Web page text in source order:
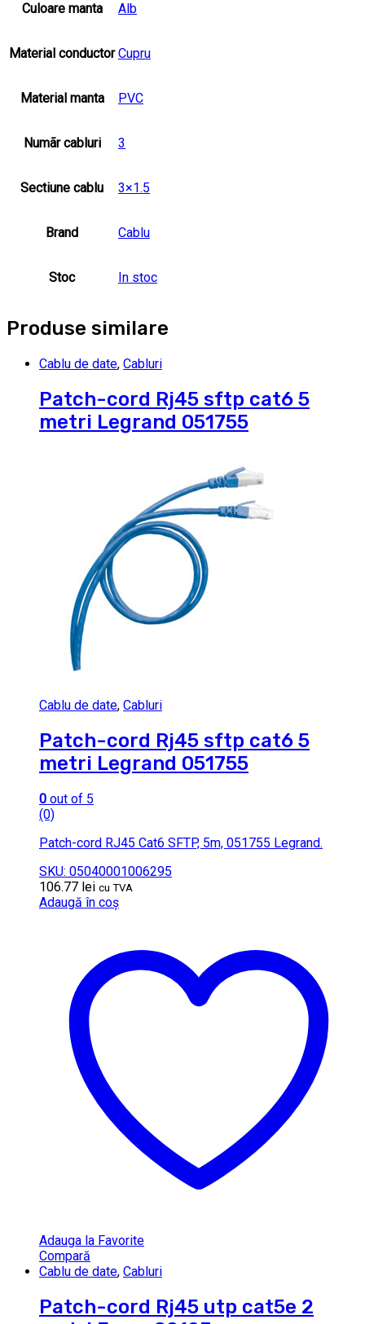
Culoare manta Alb
Material conductor Cupru
Material manta PVC
Numãr cabluri 3
Sectiune cablu 3×1.5
Brand Cablu
Stoc In stoc
Produse similare
Cablu de date, Cabluri
Patch-cord Rj45 sftp cat6 5
metri Legrand 051755
Cablu de date, Cabluri
Patch-cord Rj45 sftp cat6 5
metri Legrand 051755
0 out of 5
(0)
Patch-cord RJ45 Cat6 SFTP, 5m, 051755 Legrand.
SKU: 05040001006295
106.77 lei cu TVA
Adaugă în coș
Adauga la Favorite
Compară
Cablu de date, Cabluri
Patch-cord Rj45 utp cat5e 2